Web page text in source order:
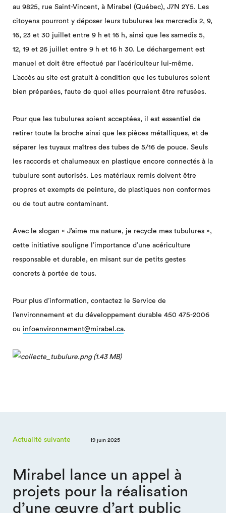
au 9825, rue Saint-Vincent, à Mirabel (Québec), J7N 2Y5. Les
citoyens pourront y déposer leurs tubulures les mercredis 2, 9,
16, 23 et 30 juillet entre 9 h et 16 h, ainsi que les samedis 5,
12, 19 et 26 juillet entre 9 h et 16 h 30. Le déchargement est
manuel et doit être effectué par l’acériculteur lui-même.
L’accès au site est gratuit à condition que les tubulures soient
bien préparées, faute de quoi elles pourraient être refusées.
Pour que les tubulures soient acceptées, il est essentiel de
retirer toute la broche ainsi que les pièces métalliques, et de
séparer les tuyaux maîtres des tubes de 5/16 de pouce. Seuls
les raccords et chalumeaux en plastique encore connectés à la
tubulure sont autorisés. Les matériaux remis doivent être
propres et exempts de peinture, de plastiques non conformes
ou de tout autre contaminant.
Avec le slogan « J’aime ma nature, je recycle mes tubulures »,
cette initiative souligne l’importance d’une acériculture
responsable et durable, en misant sur de petits gestes
concrets à portée de tous.
Pour plus d’information, contactez le Service de
l’environnement et du développement durable 450 475-2006
ou infoenvironnement@mirabel.ca.
Actualité suivante 19 juin 2025
Mirabel lance un appel à
projets pour la réalisation
d’une œuvre d’art public